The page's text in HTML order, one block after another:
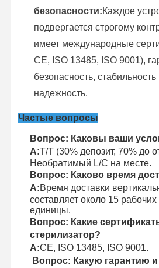
безопасности:Каждое
подвергается строгому
имеет международные
CE, ISO 13485, ISO 9001),
безопасность,
надежность.
Частые вопросы
Вопрос: Каковы ваши
А:T/T (30% депозит, 70% до
Необратимый L/C на месте.
Вопрос: Каково время
А:Время доставки
составляет около 15
единицы.
Вопрос: Какие
стерилизатор?
А:CE, ISO 13485, ISO 9001.
Вопрос: Какую гарантию